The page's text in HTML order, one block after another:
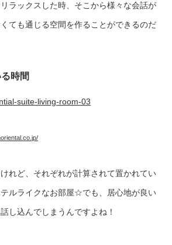
ラックスした時、そこから様々な会話が
ても通じる空間を作ることができるのだ
時間
れど、それぞれが計算されて置かれてい
ルライクなお部屋☆でも、居心地が良い
し込んでしまうんですよね！